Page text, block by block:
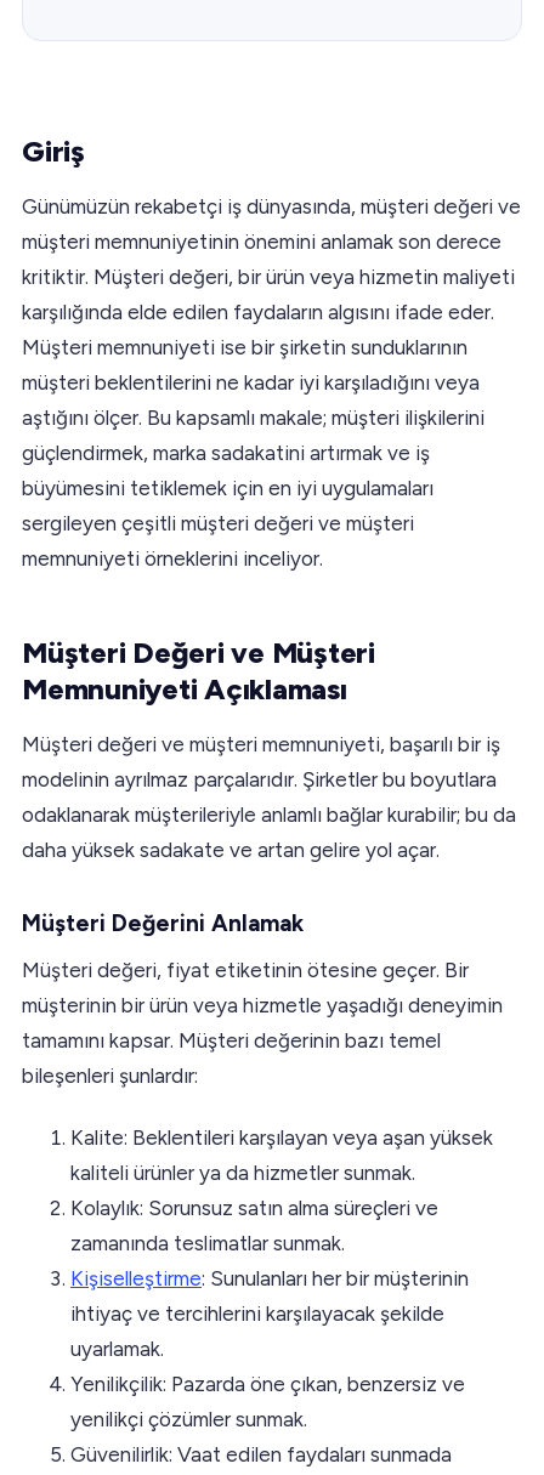
Giriş
Günümüzün rekabetçi iş dünyasında, müşteri değeri ve
müşteri memnuniyetinin önemini anlamak son derece
kritiktir. Müşteri değeri, bir ürün veya hizmetin maliyeti
karşılığında elde edilen faydaların algısını ifade eder.
Müşteri memnuniyeti ise bir şirketin sunduklarının
müşteri beklentilerini ne kadar iyi karşıladığını veya
aştığını ölçer. Bu kapsamlı makale; müşteri ilişkilerini
güçlendirmek, marka sadakatini artırmak ve iş
büyümesini tetiklemek için en iyi uygulamaları
sergileyen çeşitli müşteri değeri ve müşteri
memnuniyeti örneklerini inceliyor.
Müşteri Değeri ve Müşteri
Memnuniyeti Açıklaması
Müşteri değeri ve müşteri memnuniyeti, başarılı bir iş
modelinin ayrılmaz parçalarıdır. Şirketler bu boyutlara
odaklanarak müşterileriyle anlamlı bağlar kurabilir; bu da
daha yüksek sadakate ve artan gelire yol açar.
Müşteri Değerini Anlamak
Müşteri değeri, fiyat etiketinin ötesine geçer. Bir
müşterinin bir ürün veya hizmetle yaşadığı deneyimin
tamamını kapsar. Müşteri değerinin bazı temel
bileşenleri şunlardır:
Kalite: Beklentileri karşılayan veya aşan yüksek
kaliteli ürünler ya da hizmetler sunmak.
Kolaylık: Sorunsuz satın alma süreçleri ve
zamanında teslimatlar sunmak.
Kişiselleştirme: Sunulanları her bir müşterinin
ihtiyaç ve tercihlerini karşılayacak şekilde
uyarlamak.
Yenilikçilik: Pazarda öne çıkan, benzersiz ve
yenilikçi çözümler sunmak.
Güvenilirlik: Vaat edilen faydaları sunmada